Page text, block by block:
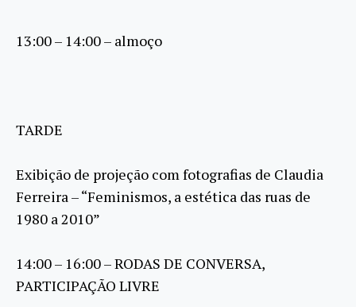
13:00 – 14:00 – almoço
TARDE
Exibição de projeção com fotografias de Claudia
Ferreira – “Feminismos, a estética das ruas de
1980 a 2010”
14:00 – 16:00 – RODAS DE CONVERSA,
PARTICIPAÇÃO LIVRE